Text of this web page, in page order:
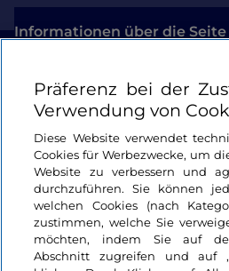
Informationen über die Seite
Nützliche Links
Login
Bleiben wir in Kontakt
Präferenz bei der
Verwendung von
Diese Website verwendet
Cookies für Werbezwecke, um
Website zu verbessern und
durchzuführen. Sie können
welchen Cookies (nach
zustimmen, welche Sie
möchten, indem Sie auf
Abschnitt zugreifen und auf